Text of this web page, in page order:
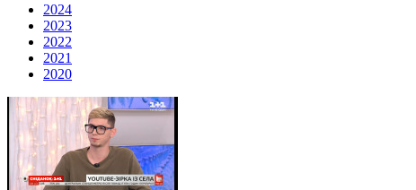
2024
2023
2022
2021
2020